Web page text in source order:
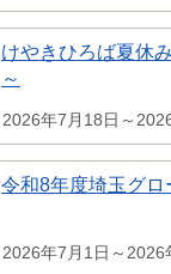
けやきひろば夏休
～
2026年7月18日～
令和8年度埼玉グロ
2026年7月1日～2026